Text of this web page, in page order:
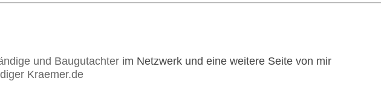
und Baugutachter im Netzwerk und eine weitere Seite von mir
Kraemer.de